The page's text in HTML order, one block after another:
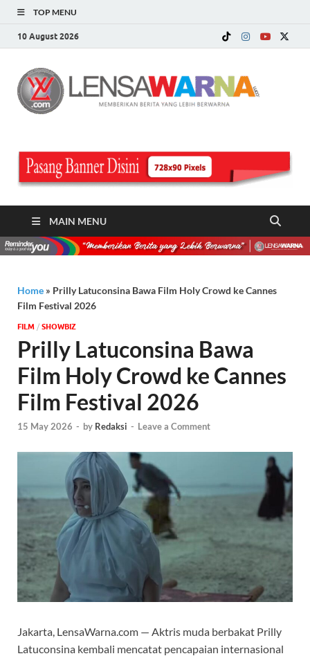
TOP MENU
10 August 2026
MAIN MENU
Home » Prilly Latuconsina Bawa Film Holy Crowd ke Cannes
Film Festival 2026
FILM / ‎SHOWBIZ
Prilly Latuconsina Bawa
Film Holy Crowd ke Cannes
Film Festival 2026
15 May 2026 - by Redaksi - Leave a Comment
Jakarta, LensaWarna.com — Aktris muda berbakat Prilly
Latuconsina kembali mencatat pencapaian internasional